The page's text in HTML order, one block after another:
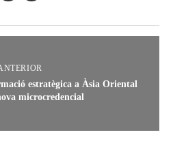
estratègica a Àsia Oriental
microcredencial